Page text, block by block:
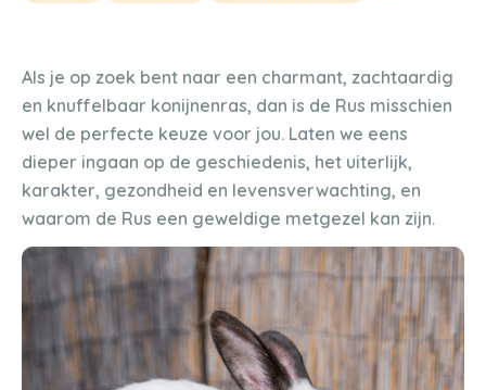
Als je op zoek bent naar een charmant, zachtaardig
en knuffelbaar konijnenras, dan is de Rus misschien
wel de perfecte keuze voor jou. Laten we eens
dieper ingaan op de geschiedenis, het uiterlijk,
karakter, gezondheid en levensverwachting, en
waarom de Rus een geweldige metgezel kan zijn.